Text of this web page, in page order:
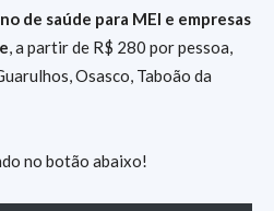
de saúde para MEI e empresas
, a partir de R$ 280 por pessoa,
Osasco, Taboão da
no botão abaixo!